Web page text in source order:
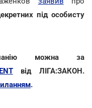
під особисту
можна за
від ЛІГА:ЗАКОН.
.